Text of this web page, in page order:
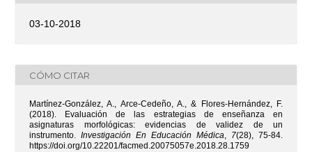
03-10-2018
CÓMO CITAR
Martínez-González, A., Arce-Cedeño, A., & Flores-Hernández, F.
(2018). Evaluación de las estrategias de enseñanza en
asignaturas morfológicas: evidencias de validez de un
instrumento. Investigación En Educación Médica, 7(28), 75-84.
https://doi.org/10.22201/facmed.20075057e.2018.28.1759